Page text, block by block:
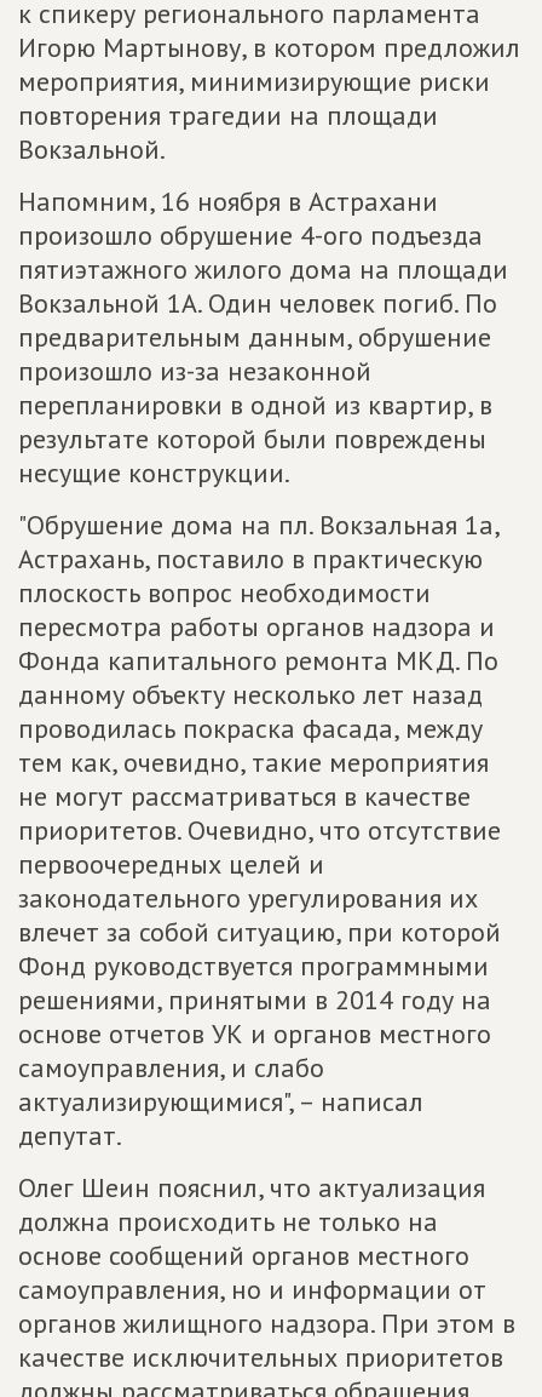
к спикеру регионального парламента
Игорю Мартынову, в котором предложил
мероприятия, минимизирующие риски
повторения трагедии на площади
Вокзальной.
Напомним, 16 ноября в Астрахани
произошло обрушение 4-ого подъезда
пятиэтажного жилого дома на площади
Вокзальной 1А. Один человек погиб. По
предварительным данным, обрушение
произошло из-за незаконной
перепланировки в одной из квартир, в
результате которой были повреждены
несущие конструкции.
"Обрушение дома на пл. Вокзальная 1а,
Астрахань, поставило в практическую
плоскость вопрос необходимости
пересмотра работы органов надзора и
Фонда капитального ремонта МКД. По
данному объекту несколько лет назад
проводилась покраска фасада, между
тем как, очевидно, такие мероприятия
не могут рассматриваться в качестве
приоритетов. Очевидно, что отсутствие
первоочередных целей и
законодательного урегулирования их
влечет за собой ситуацию, при которой
Фонд руководствуется программными
решениями, принятыми в 2014 году на
основе отчетов УК и органов местного
самоуправления, и слабо
актуализирующимися", – написал
депутат.
Олег Шеин пояснил, что актуализация
должна происходить не только на
основе сообщений органов местного
самоуправления, но и информации от
органов жилищного надзора. При этом в
качестве исключительных приоритетов